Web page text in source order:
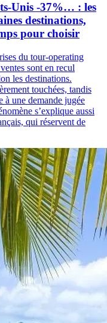
Unis -37%… : les
destinations,
pour choisir
du tour-operating
sont en recul
les destinations.
touchées, tandis
à une demande jugée
s’explique aussi
qui réservent de